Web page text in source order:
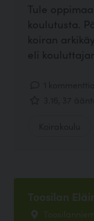
Tule
koulutusta.
koiran
eli
Toosilan